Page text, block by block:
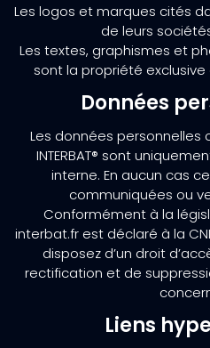
Les logos et marques cités
de leurs
Les textes, graphismes et
sont la propriété exclusive
Données
Les données
INTERBAT® sont
interne. En aucun cas
communiquées ou
Conformément à la
interbat.fr est déclaré à la
disposez d’un droit
rectification et de
Liens